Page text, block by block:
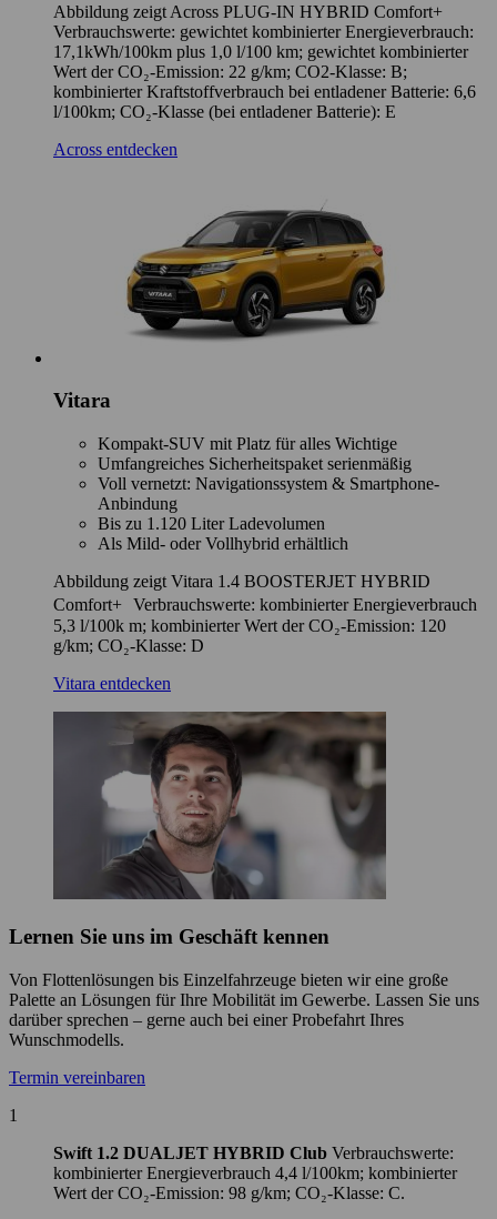
Abbildung zeigt Across PLUG-IN HYBRID Comfort+
Verbrauchswerte: gewichtet kombinierter Energieverbrauch:
17,1kWh/100km plus 1,0 l/100 km; gewichtet kombinierter
Wert der CO₂-Emission: 22 g/km; CO2-Klasse: B;
kombinierter Kraftstoffverbrauch bei entladener Batterie: 6,6
l/100km; CO₂-Klasse (bei entladener Batterie): E
Across entdecken
Vitara
Kompakt-SUV mit Platz für alles Wichtige
Umfangreiches Sicherheitspaket serienmäßig
Voll vernetzt: Navigationssystem & Smartphone-
Anbindung
Bis zu 1.120 Liter Ladevolumen
Als Mild- oder Vollhybrid erhältlich
Abbildung zeigt Vitara 1.4 BOOSTERJET HYBRID
Comfort+ Verbrauchswerte: kombinierter Energieverbrauch
5,3 l/100k m; kombinierter Wert der CO₂-Emission: 120
g/km; CO₂-Klasse: D
Vitara entdecken
Lernen Sie uns im Geschäft kennen
Von Flottenlösungen bis Einzelfahrzeuge bieten wir eine große
Palette an Lösungen für Ihre Mobilität im Gewerbe. Lassen Sie uns
darüber sprechen – gerne auch bei einer Probefahrt Ihres
Wunschmodells.
Termin vereinbaren
1
Swift 1.2 DUALJET HYBRID Club Verbrauchswerte:
kombinierter Energieverbrauch 4,4 l/100km; kombinierter
Wert der CO₂-Emission: 98 g/km; CO₂-Klasse: C.